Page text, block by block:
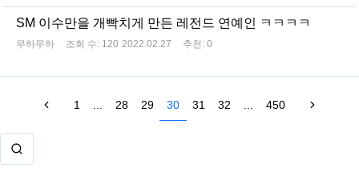
SM 이수만을 개빡치게 만든 레전드 연예인 ㅋㅋㅋㅋ
무하무하 조회 수: 120 2022.02.27 추천: 0
1 28 29 30 31 32 450